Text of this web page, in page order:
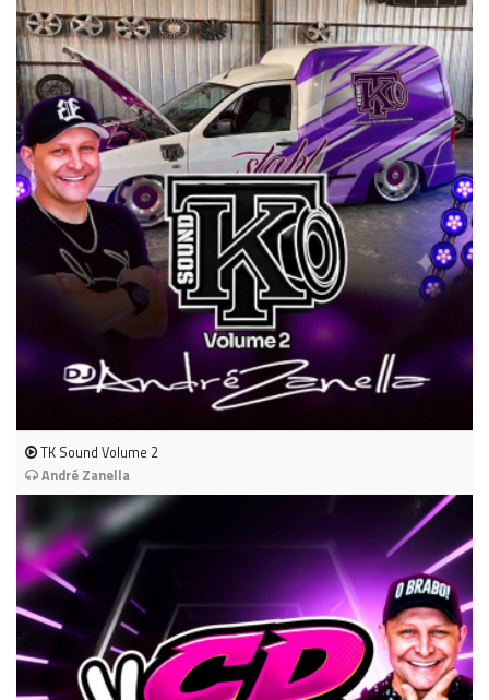
TK Sound Volume 2
André Zanella